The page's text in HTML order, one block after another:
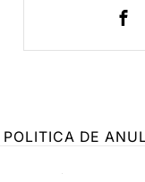
POLITICA DE